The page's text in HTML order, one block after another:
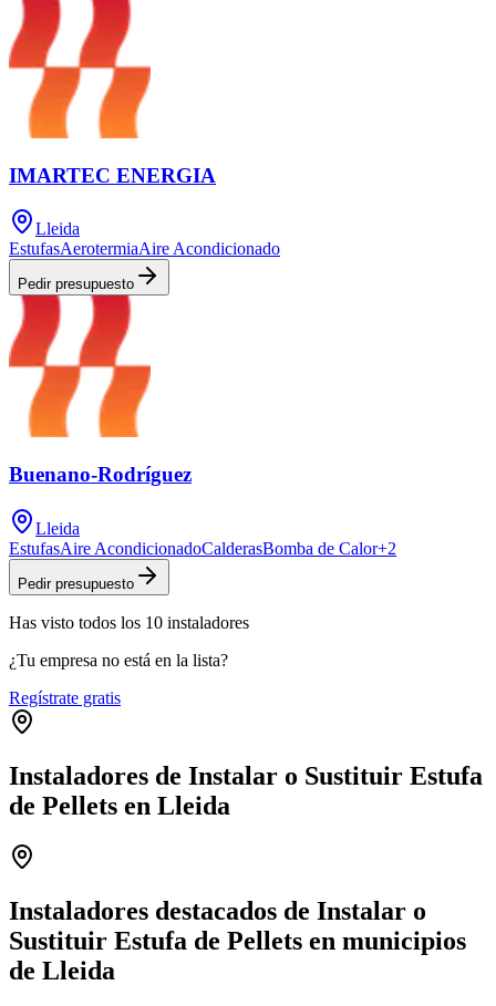
IMARTEC ENERGIA
Lleida
EstufasAerotermiaAire Acondicionado
Pedir presupuesto
Buenano-Rodríguez
Lleida
EstufasAire AcondicionadoCalderasBomba de Calor+2
Pedir presupuesto
Has visto todos los 10 instaladores
¿Tu empresa no está en la lista?
Regístrate gratis
Instaladores de Instalar o Sustituir Estufa
de Pellets en Lleida
−
Instaladores destacados de Instalar o
Sustituir Estufa de Pellets en municipios
de Lleida